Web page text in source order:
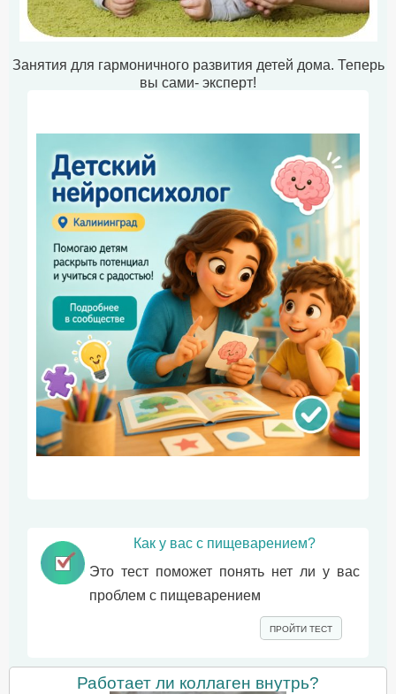
Занятия для гармоничного развития детей дома. Теперь
вы сами- эксперт!
Как у вас с пищеварением?
Это тест поможет понять нет ли у вас
проблем с пищеварением
ПРОЙТИ ТЕСТ
Работает ли коллаген внутрь?